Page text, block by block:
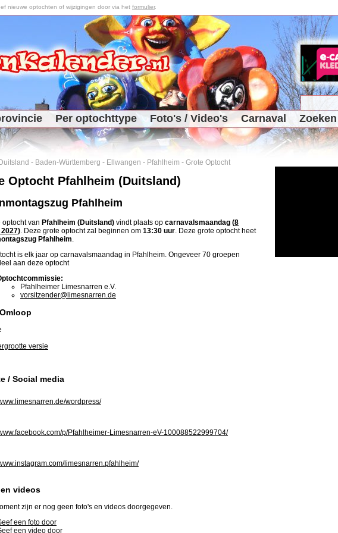
nieuwe optochten of wijzigingen door via het formulier.
Per optochttype Foto's / Video's Carnaval Zoeken
Duitsland - Baden-Württemberg - Ellwangen - Pfahlheim - Grote Optocht
Optocht Pfahlheim (Duitsland)
Pfahlheim
optocht van Pfahlheim (Duitsland) vindt plaats op carnavalsmaandag (8
). Deze grote optocht zal beginnen om 13:30 uur. Deze grote optocht heet
Pfahlheim.
is elk jaar op carnavalsmaandag in Pfahlheim. Ongeveer 70 groepen
aan deze optocht
Pfahlheimer Limesnarren e.V.
vorsitzender@limesnarren.de
versie
/ Social media
wordpress/
p/Pfahlheimer-Limesnarren-eV-100088522999704/
limesnarren.pfahlheim/
videos
zijn er nog geen foto's en videos doorgegeven.
een foto door
een video door